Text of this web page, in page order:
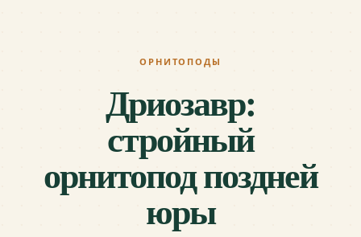
ОРНИТОПОДЫ
Дриозавр:
стройный
орнитопод поздней
юры